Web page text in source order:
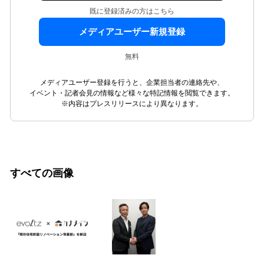
既に登録済みの方はこちら
メディアユーザー新規登録
無料
メディアユーザー登録を行うと、企業担当者の連絡先や、
イベント・記者会見の情報など様々な特記情報を閲覧できます。
※内容はプレスリリースにより異なります。
すべての画像